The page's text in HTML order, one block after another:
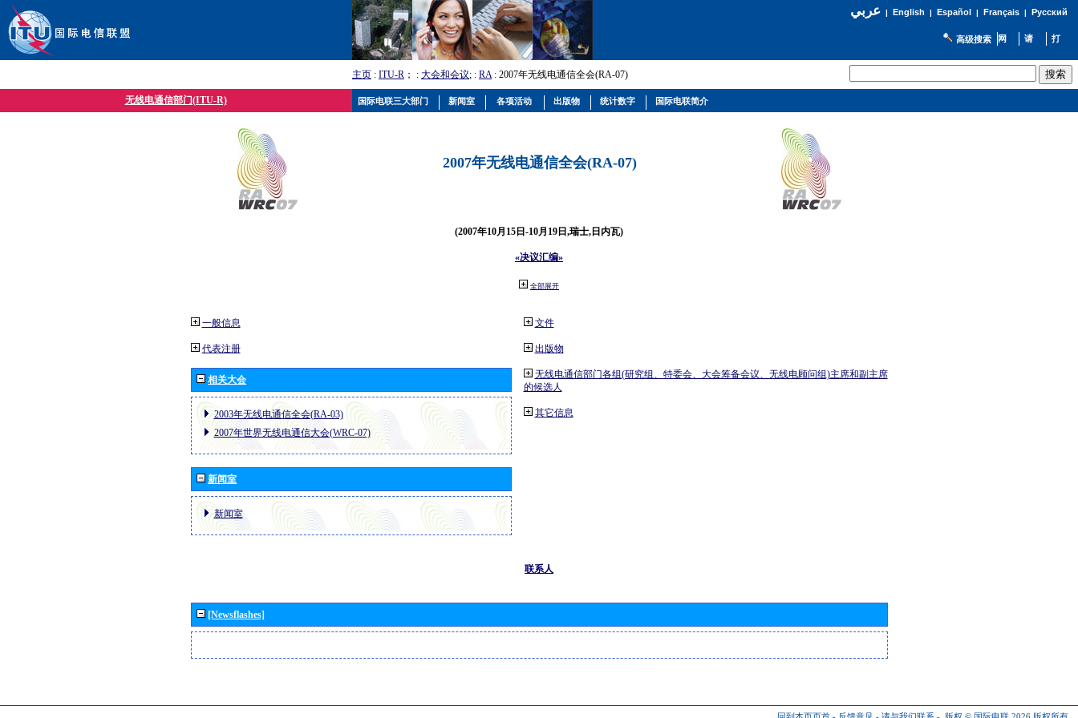
عربي| English | Español | Français| Русский
高级搜索
主页 : ITU-R ； : 大会和会议; : RA: 2007年无线电通信全会(RA-07)
无线电通信部门(ITU-R)
2007年无线电通信全会(RA-07)
(2007年10月15日-10月19日,瑞士,日内瓦)
«决议汇编»
全部展开
一般信息
代表注册
相关大会
2003年无线电通信全会(RA-03)
2007年世界无线电通信大会(WRC-07)
新闻室
新闻室
文件
出版物
无线电通信部门各组(研究组、特委会、大会筹备会议、无线电顾问组)主席和副主席
的候选人
其它信息
联系人
[Newsflashes]
国际电联三大部门 新闻室 各项活动 出版物 统计数字 国际电联简介